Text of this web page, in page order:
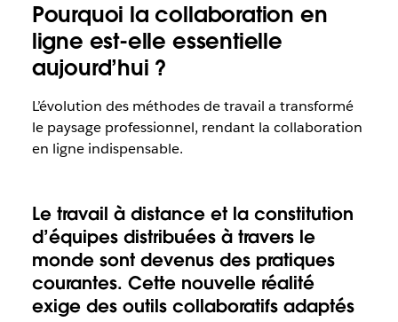
Pourquoi la collaboration en
ligne est-elle essentielle
aujourd’hui ?
L’évolution des méthodes de travail a transformé
le paysage professionnel, rendant la collaboration
en ligne indispensable.
Le travail à distance et la constitution
d’équipes distribuées à travers le
monde sont devenus des pratiques
courantes. Cette nouvelle réalité
exige des outils collaboratifs adaptés